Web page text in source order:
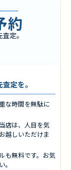
約
定。
定を。
な時間を無駄に
店は、人目を気
越しいただけま
も無料です。お気